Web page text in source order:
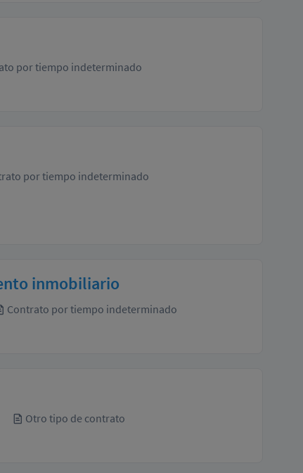
por tiempo indeterminado
por tiempo indeterminado
inmobiliario
Contrato por tiempo indeterminado
Otro tipo de contrato